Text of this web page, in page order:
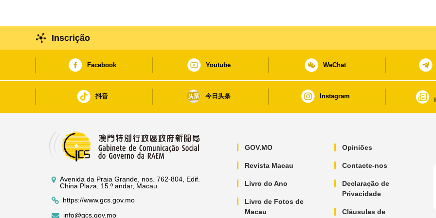
Inscrição
Facebook Youtube WeChat
抖音 今日头条 Instagram
Avenida da Praia Grande, nos. 762-804, Edif.
China Plaza, 15.º andar, Macau
https://www.gcs.gov.mo
info@gcs.gov.mo
GOV.MO
Revista Macau
Livro do Ano
Livro de Fotos de
Macau
Opiniões
Contacte-nos
Declaração de
Privacidade
Cláusulas de